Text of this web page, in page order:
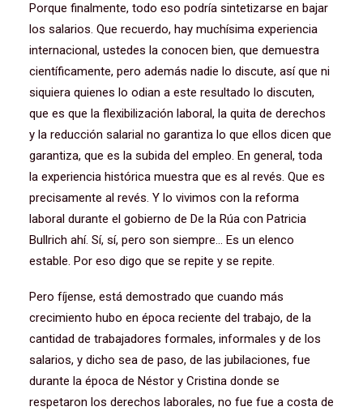
Porque finalmente, todo eso podría sintetizarse en bajar
los salarios. Que recuerdo, hay muchísima experiencia
internacional, ustedes la conocen bien, que demuestra
científicamente, pero además nadie lo discute, así que ni
siquiera quienes lo odian a este resultado lo discuten,
que es que la flexibilización laboral, la quita de derechos
y la reducción salarial no garantiza lo que ellos dicen que
garantiza, que es la subida del empleo. En general, toda
la experiencia histórica muestra que es al revés. Que es
precisamente al revés. Y lo vivimos con la reforma
laboral durante el gobierno de De la Rúa con Patricia
Bullrich ahí. Sí, sí, pero son siempre… Es un elenco
estable. Por eso digo que se repite y se repite.
Pero fíjense, está demostrado que cuando más
crecimiento hubo en época reciente del trabajo, de la
cantidad de trabajadores formales, informales y de los
salarios, y dicho sea de paso, de las jubilaciones, fue
durante la época de Néstor y Cristina donde se
respetaron los derechos laborales, no fue fue a costa de